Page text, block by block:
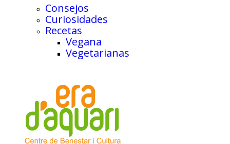
Consejos
Curiosidades
Recetas
Vegana
Vegetarianas